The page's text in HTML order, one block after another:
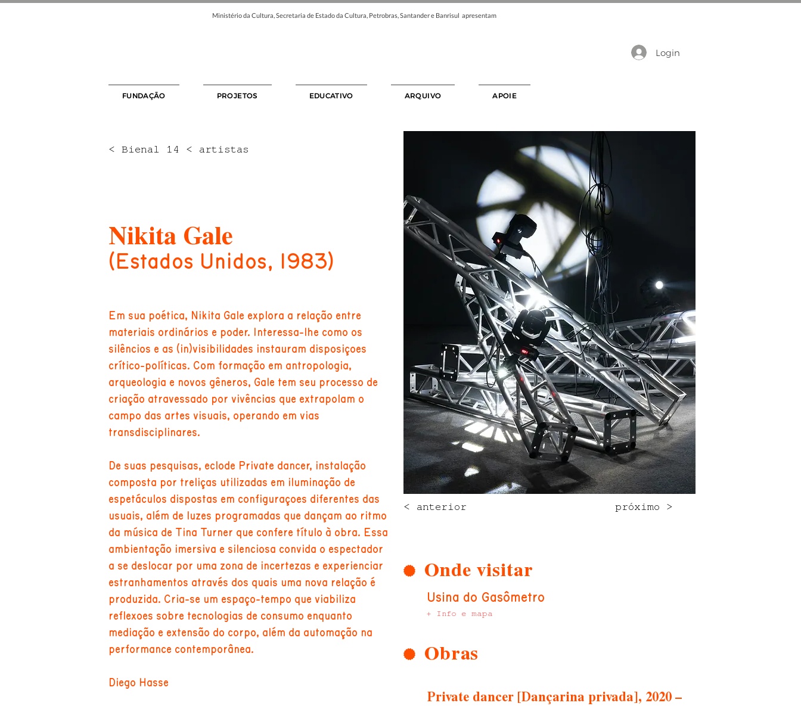
Ministério da Cultura, Secretaria de Estado da Cultura, Petrobras, Santander e Banrisul apresentam
Login
FUNDAÇÃO PROJETOS EDUCATIVO ARQUIVO APOIE
< Bienal 14 < artistas
Nikita Gale
(Estados Unidos, 1983)
Em sua poética, Nikita Gale explora a relação entre
materiais ordinários e poder. Interessa-lhe como os
silêncios e as (in)visibilidades instauram disposições
crítico-políticas. Com formação em antropologia,
arqueologia e novos gêneros, Gale tem seu processo de
criação atravessado por vivências que extrapolam o
campo das artes visuais, operando em vias
transdisciplinares.
De suas pesquisas, eclode Private dancer, instalação
composta por treliças utilizadas em iluminação de
espetáculos dispostas em configurações diferentes das
usuais, além de luzes programadas que dançam ao ritmo
da música de Tina Turner que confere título à obra. Essa
ambientação imersiva e silenciosa convida o espectador
a se deslocar por uma zona de incertezas e experienciar
estranhamentos através dos quais uma nova relação é
produzida. Cria-se um espaço-tempo que viabiliza
reflexões sobre tecnologias de consumo enquanto
mediação e extensão do corpo, além da automação na
performance contemporânea.
Diego Hasse
< anterior
Onde visitar
próximo >
Usina do Gasômetro
+ Info e mapa
Obras
Private dancer [Dançarina privada], 2020 –